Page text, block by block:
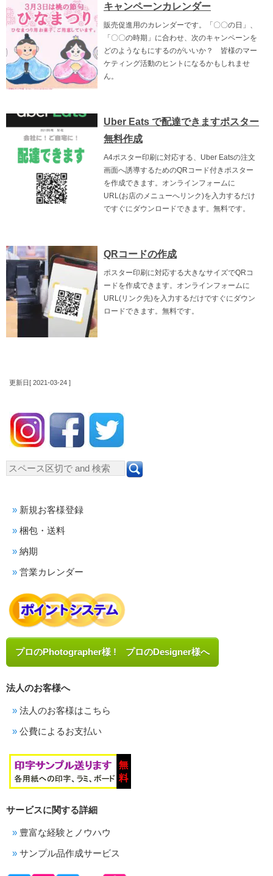
キャンペーンカレンダー
販売促進用のカレンダーです。「〇〇の日」、
「〇〇の時期」に合わせ、次のキャンペーンを
どのようなもにするのがいいか？ 皆様のマー
ケティング活動のヒントになるかもしれませ
ん。
Uber Eats で配達できますポスター
無料作成
A4ポスター印刷に対応する、Uber Eatsの注文
画面へ誘導するためのQRコード付きポスター
を作成できます。オンラインフォームに
URL(お店のメニューへリンク)を入力するだけ
ですぐにダウンロードできます。無料です。
QRコードの作成
ポスター印刷に対応する大きなサイズでQRコ
ードを作成できます。オンラインフォームに
URL(リンク先)を入力するだけですぐにダウン
ロードできます。無料です。
更新日[ 2021-03-24 ]
新規お客様登録
梱包・送料
納期
営業カレンダー
プロのPhotographer様 ! プロのDesigner様へ
法人のお客様へ
法人のお客様はこちら
公費によるお支払い
サービスに関する詳細
豊富な経験とノウハウ
サンプル品作成サービス